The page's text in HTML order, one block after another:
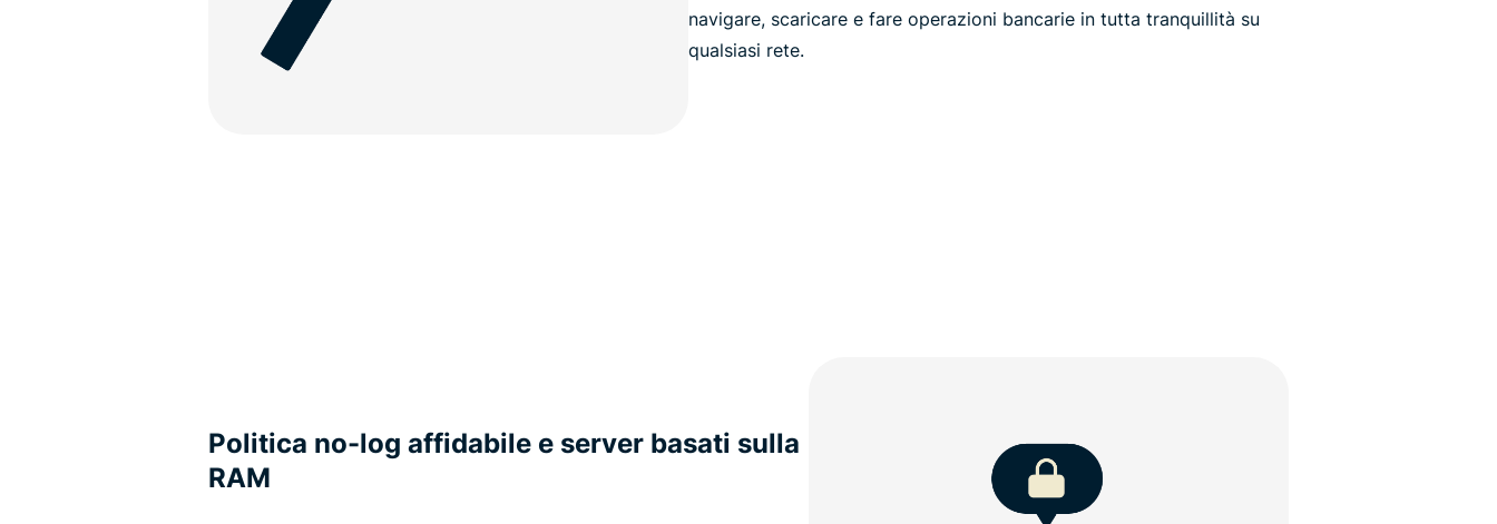
navigare, scaricare e fare operazioni bancarie in tutta tranquillità su
qualsiasi rete.
Politica no-log affidabile e server basati sulla
RAM